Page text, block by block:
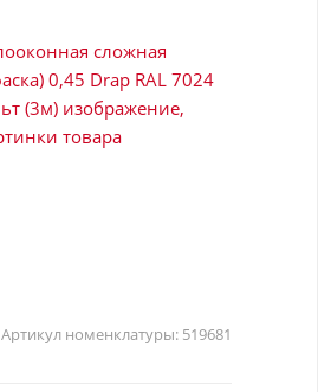
Артикул номенклатуры: 519681